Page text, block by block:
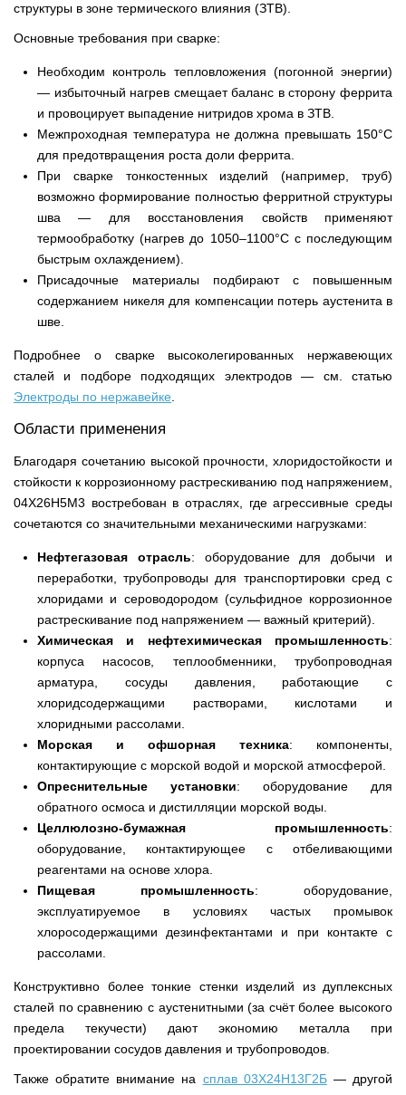
структуры в зоне термического влияния (ЗТВ).
Основные требования при сварке:
Необходим контроль тепловложения (погонной энергии)
— избыточный нагрев смещает баланс в сторону феррита
и провоцирует выпадение нитридов хрома в ЗТВ.
Межпроходная температура не должна превышать 150°C
для предотвращения роста доли феррита.
При сварке тонкостенных изделий (например, труб)
возможно формирование полностью ферритной структуры
шва — для восстановления свойств применяют
термообработку (нагрев до 1050–1100°C с последующим
быстрым охлаждением).
Присадочные материалы подбирают с повышенным
содержанием никеля для компенсации потерь аустенита в
шве.
Подробнее о сварке высоколегированных нержавеющих
сталей и подборе подходящих электродов — см. статью
Электроды по нержавейке
Области применения
Благодаря сочетанию высокой прочности, хлоридостойкости и
стойкости к коррозионному растрескиванию под напряжением,
04Х26Н5М3 востребован в отраслях, где агрессивные среды
сочетаются со значительными механическими нагрузками:
Нефтегазовая отрасль: оборудование для добычи и
переработки, трубопроводы для транспортировки сред с
хлоридами и сероводородом (сульфидное коррозионное
растрескивание под напряжением — важный критерий).
Химическая и нефтехимическая промышленность:
корпуса насосов, теплообменники, трубопроводная
арматура, сосуды давления, работающие с
хлоридсодержащими растворами, кислотами и
хлоридными рассолами.
Морская и офшорная техника: компоненты,
контактирующие с морской водой и морской атмосферой.
Опреснительные установки: оборудование для
обратного осмоса и дистилляции морской воды.
Целлюлозно-бумажная промышленность:
оборудование, контактирующее с отбеливающими
реагентами на основе хлора.
Пищевая промышленность: оборудование,
эксплуатируемое в условиях частых промывок
хлоросодержащими дезинфектантами и при контакте с
рассолами.
Конструктивно более тонкие стенки изделий из дуплексных
сталей по сравнению с аустенитными (за счёт более высокого
предела текучести) дают экономию металла при
проектировании сосудов давления и трубопроводов.
Также обратите внимание на сплав 03Х24Н13Г2Б— другой